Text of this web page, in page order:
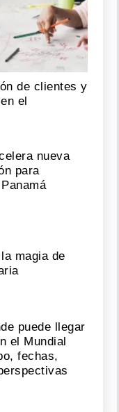
de clientes y
el
nueva
para
magia de
puede llegar
el Mundial
fechas,